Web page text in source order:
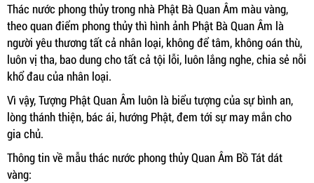
Thác nước phong thủy trong nhà Phật Bà Quan Âm màu vàng,
theo quan điểm phong thủy thì hình ảnh Phật Bà Quan Âm là
người yêu thương tất cả nhân loại, không để tâm, không oán thù,
luôn vị tha, bao dung cho tất cả tội lỗi, luôn lắng nghe, chia sẻ nỗi
khổ đau của nhân loại.
Vì vậy, Tượng Phật Quan Âm luôn là biểu tượng của sự bình an,
lòng thánh thiện, bác ái, hướng Phật, đem tới sự may mắn cho
gia chủ.
Thông tin về mẫu thác nước phong thủy Quan Âm Bồ Tát dát
vàng: